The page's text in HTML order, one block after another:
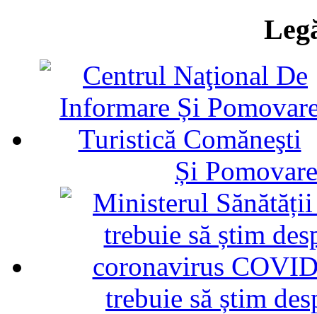
Și
trebuie să știm